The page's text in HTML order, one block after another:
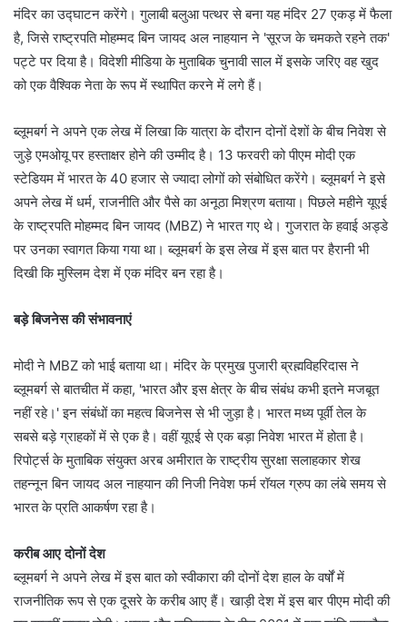
मंदिर का उद्घाटन करेंगे। गुलाबी बलुआ पत्थर से बना यह मंदिर 27 एकड़ में फैला
है, जिसे राष्ट्रपति मोहम्मद बिन जायद अल नाहयान ने 'सूरज के चमकते रहने तक'
पट्टे पर दिया है। विदेशी मीडिया के मुताबिक चुनावी साल में इसके जरिए वह खुद
को एक वैश्विक नेता के रूप में स्थापित करने में लगे हैं।
ब्लूमबर्ग ने अपने एक लेख में लिखा कि यात्रा के दौरान दोनों देशों के बीच निवेश से
जुड़े एमओयू पर हस्ताक्षर होने की उम्मीद है। 13 फरवरी को पीएम मोदी एक
स्टेडियम में भारत के 40 हजार से ज्यादा लोगों को संबोधित करेंगे। ब्लूमबर्ग ने इसे
अपने लेख में धर्म, राजनीति और पैसे का अनूठा मिश्रण बताया। पिछले महीने यूएई
के राष्ट्रपति मोहम्मद बिन जायद (MBZ) ने भारत गए थे। गुजरात के हवाई अड्डे
पर उनका स्वागत किया गया था। ब्लूमबर्ग के इस लेख में इस बात पर हैरानी भी
दिखी कि मुस्लिम देश में एक मंदिर बन रहा है।
बड़े बिजनेस की संभावनाएं
मोदी ने MBZ को भाई बताया था। मंदिर के प्रमुख पुजारी ब्रह्मविहरिदास ने
ब्लूमबर्ग से बातचीत में कहा, 'भारत और इस क्षेत्र के बीच संबंध कभी इतने मजबूत
नहीं रहे।' इन संबंधों का महत्व बिजनेस से भी जुड़ा है। भारत मध्य पूर्वी तेल के
सबसे बड़े ग्राहकों में से एक है। वहीं यूएई से एक बड़ा निवेश भारत में होता है।
रिपोर्ट्स के मुताबिक संयुक्त अरब अमीरात के राष्ट्रीय सुरक्षा सलाहकार शेख
तहन्नून बिन जायद अल नाहयान की निजी निवेश फर्म रॉयल ग्रुप का लंबे समय से
भारत के प्रति आकर्षण रहा है।
करीब आए दोनों देश
ब्लूमबर्ग ने अपने लेख में इस बात को स्वीकारा की दोनों देश हाल के वर्षों में
राजनीतिक रूप से एक दूसरे के करीब आए हैं। खाड़ी देश में इस बार पीएम मोदी की